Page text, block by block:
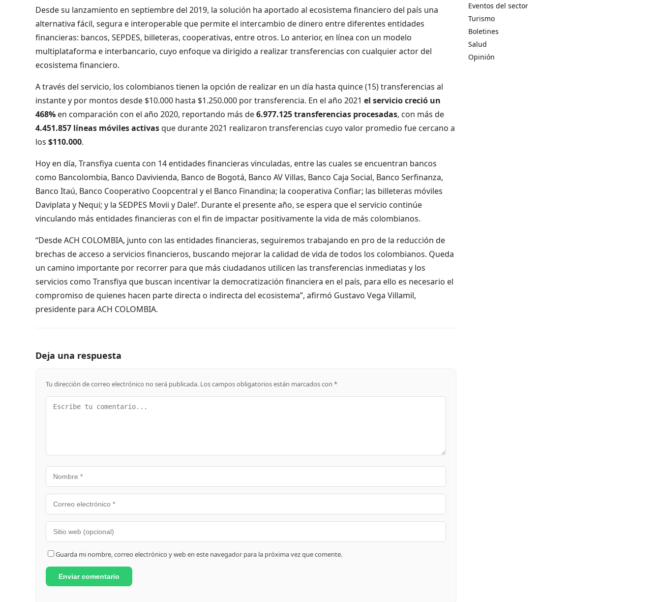
Desde su lanzamiento en septiembre del 2019, la solución ha aportado al ecosistema financiero del país una
alternativa fácil, segura e interoperable que permite el intercambio de dinero entre diferentes entidades
financieras: bancos, SEPDES, billeteras, cooperativas, entre otros. Lo anterior, en línea con un modelo
multiplataforma e interbancario, cuyo enfoque va dirigido a realizar transferencias con cualquier actor del
ecosistema financiero.
A través del servicio, los colombianos tienen la opción de realizar en un día hasta quince (15) transferencias al
instante y por montos desde $10.000 hasta $1.250.000 por transferencia. En el año 2021 el servicio creció un
468% en comparación con el año 2020, reportando más de6.977.125 transferencias procesadas, con más de
4.451.857 líneas móviles activasque durante 2021 realizaron transferencias cuyo valor promedio fue cercano a
los $110.000.
Hoy en día, Transfiya cuenta con 14 entidades financieras vinculadas, entre las cuales se encuentran bancos
como Bancolombia, Banco Davivienda, Banco de Bogotá, Banco AV Villas, Banco Caja Social, Banco Serfinanza,
Banco Itaú, Banco Cooperativo Coopcentral y el Banco Finandina; la cooperativa Confiar; las billeteras móviles
Daviplata y Nequi; y la SEDPES Movii y Dale!’. Durante el presente año, se espera que el servicio continúe
vinculando más entidades financieras con el fin de impactar positivamente la vida de más colombianos.
“Desde ACH COLOMBIA, junto con las entidades financieras, seguiremos trabajando en pro de la reducción de
brechas de acceso a servicios financieros, buscando mejorar la calidad de vida de todos los colombianos. Queda
un camino importante por recorrer para que más ciudadanos utilicen las transferencias inmediatas y los
servicios como Transfiya que buscan incentivar la democratización financiera en el país, para ello es necesario el
compromiso de quienes hacen parte directa o indirecta del ecosistema”, afirmó Gustavo Vega Villamil,
presidente para ACH COLOMBIA.
Deja una respuesta
Tu dirección de correo electrónico no será publicada. Los campos obligatorios están marcados con *
Guarda mi nombre, correo electrónico y web en este navegador para la próxima vez que comente.
Eventos del sector
Turismo
Boletines
Salud
Opinión